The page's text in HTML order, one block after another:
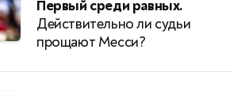
Первый среди равных.
Действительно ли судьи
прощают Месси?